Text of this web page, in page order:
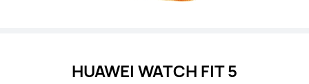
HUAWEI WATCH FIT 5